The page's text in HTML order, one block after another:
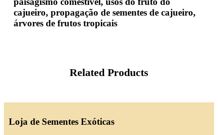
cajueiro, propagação de sementes de cajueiro,
árvores de frutos tropicais
Related Products
Loja de Sementes Exóticas